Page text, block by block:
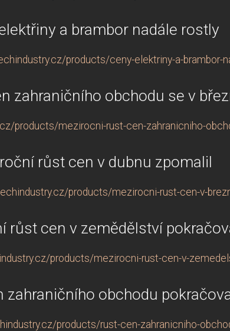
a brambor nadále rostly
products/ceny-elektriny-a-brambor-
zahraničního obchodu se v
products/mezirocni-rust-cen-zahranicniho-
růst cen v dubnu zpomalil
products/mezirocni-rust-cen-v-
růst cen v zemědělství
products/mezirocni-rust-cen-v-
zahraničního obchodu
products/rust-cen-zahranicniho-